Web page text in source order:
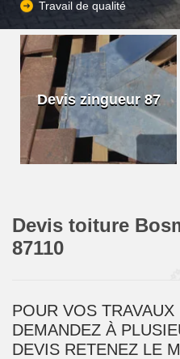
Travail de qualité
Devis zingueur 87
Devis toiture
87110
POUR VOS
DEMANDEZ À
DEVIS RETENEZ LE